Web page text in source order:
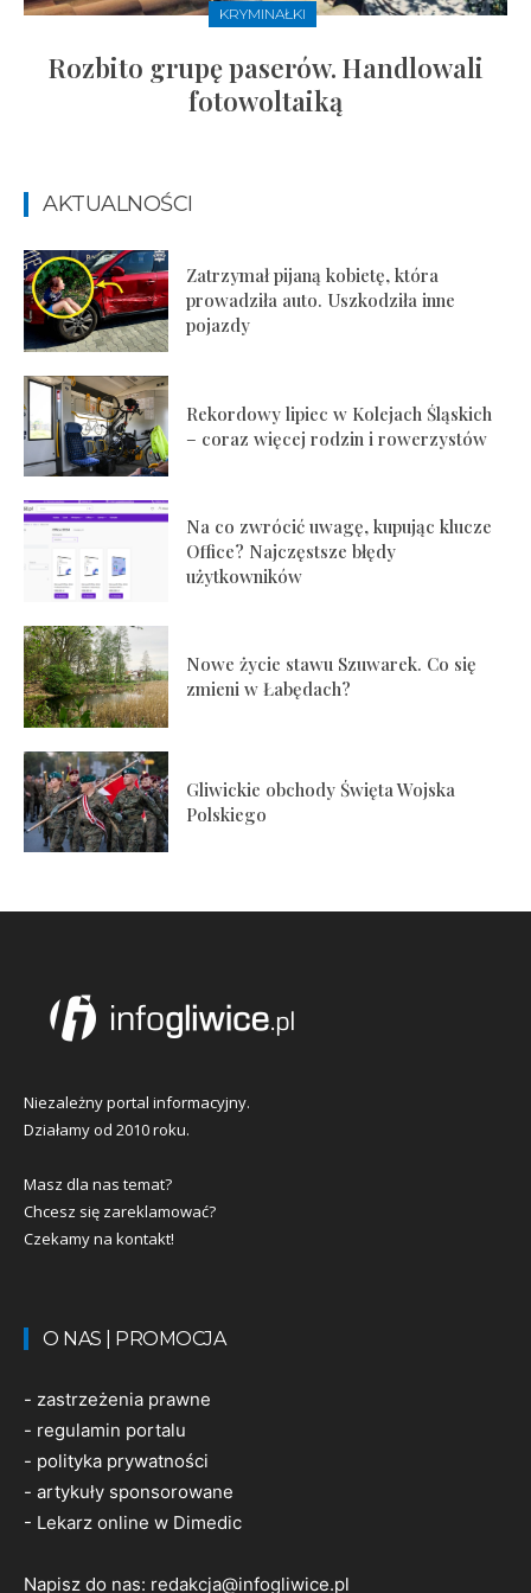
KRYMINAŁKI
Rozbito grupę paserów. Handlowali
fotowoltaiką
AKTUALNOŚCI
Zatrzymał pijaną kobietę, która
prowadziła auto. Uszkodziła inne
pojazdy
Rekordowy lipiec w Kolejach Śląskich
– coraz więcej rodzin i rowerzystów
Na co zwrócić uwagę, kupując klucze
Office? Najczęstsze błędy
użytkowników
Nowe życie stawu Szuwarek. Co się
zmieni w Łabędach?
Gliwickie obchody Święta Wojska
Polskiego
Niezależny portal informacyjny.
Działamy od 2010 roku.
Masz dla nas temat?
Chcesz się zareklamować?
Czekamy na kontakt!
O NAS | PROMOCJA
- zastrzeżenia prawne
- regulamin portalu
- polityka prywatności
- artykuły sponsorowane
- Lekarz online w Dimedic
Napisz do nas: redakcja@infogliwice.pl